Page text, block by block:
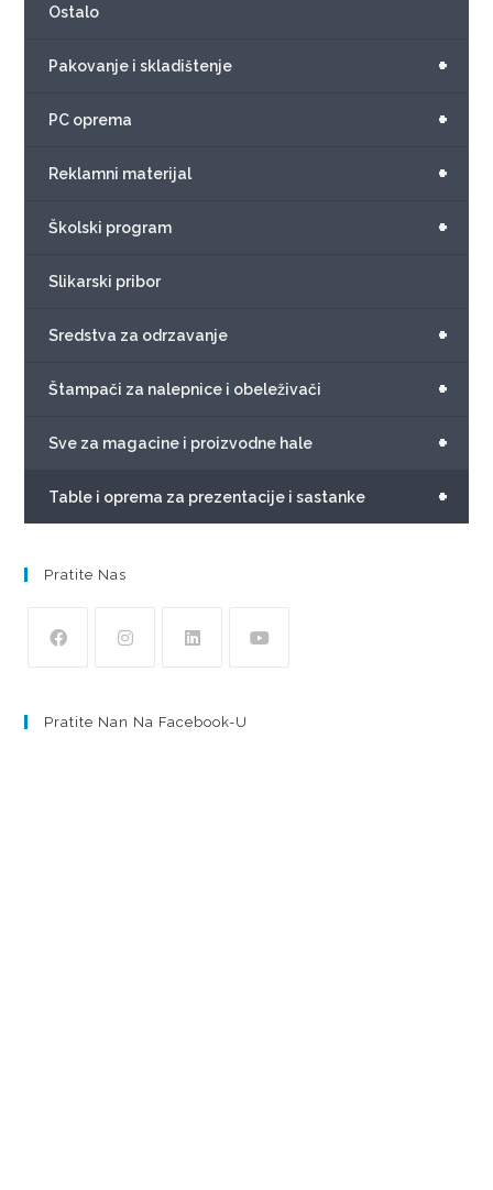
Ostalo
+
Pakovanje i skladištenje
+
PC oprema
+
Reklamni materijal
+
Školski program
Slikarski pribor
+
Sredstva za odrzavanje
+
Štampači za nalepnice i obeleživači
+
Sve za magacine i proizvodne hale
+
Table i oprema za prezentacije i sastanke
Pratite Nas
Pratite Nan Na Facebook-U